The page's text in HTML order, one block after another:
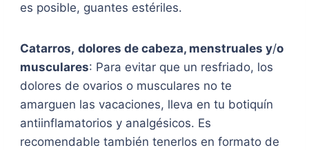
es posible, guantes estériles.
Catarros, dolores de cabeza, menstruales y/o
musculares: Para evitar que un resfriado, los
dolores de ovarios o musculares no te
amarguen las vacaciones, lleva en tu botiquín
antiinflamatorios y analgésicos. Es
recomendable también tenerlos en formato de